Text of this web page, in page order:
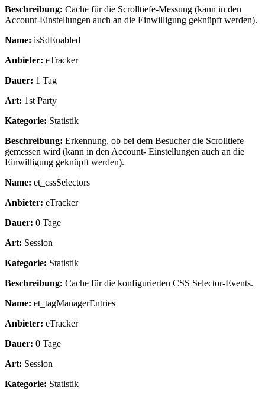
Beschreibung: Cache für die Scrolltiefe-Messung (kann in den
Account-Einstellungen auch an die Einwilligung geknüpft werden).
Name: isSdEnabled
Anbieter: eTracker
Dauer: 1 Tag
Art: 1st Party
Kategorie: Statistik
Beschreibung: Erkennung, ob bei dem Besucher die Scrolltiefe
gemessen wird (kann in den Account- Einstellungen auch an die
Einwilligung geknüpft werden).
Name: et_cssSelectors
Anbieter: eTracker
Dauer: 0 Tage
Art: Session
Kategorie: Statistik
Beschreibung: Cache für die konfigurierten CSS Selector-Events.
Name: et_tagManagerEntries
Anbieter: eTracker
Dauer: 0 Tage
Art: Session
Kategorie: Statistik